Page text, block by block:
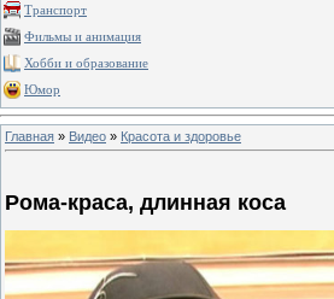
Транспорт
Фильмы и анимация
Хобби и образование
Юмор
Главная » Видео » Красота и здоровье
Рома-краса, длинная коса